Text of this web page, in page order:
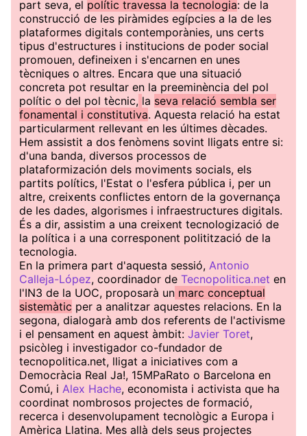
part seva, el polític travessa la tecnologia: de la
construcció de les piràmides egípcies a la de les
plataformes digitals contemporànies, uns certs
tipus d'estructures i institucions de poder social
promouen, defineixen i s'encarnen en unes
tècniques o altres. Encara que una situació
concreta pot resultar en la preeminència del pol
polític o del pol tècnic, la seva relació sembla ser
fonamental i constitutiva. Aquesta relació ha estat
particularment rellevant en les últimes dècades.
Hem assistit a dos fenòmens sovint lligats entre si:
d'una banda, diversos processos de
plataformización dels moviments socials, els
partits polítics, l'Estat o l'esfera pública i, per un
altre, creixents conflictes entorn de la governança
de les dades, algorismes i infraestructures digitals.
És a dir, assistim a una creixent tecnologizació de
la política i a una corresponent politització de la
tecnologia.
En la primera part d'aquesta sessió, Antonio
Calleja-López, coordinador de Tecnopolitica.net en
l'IN3 de la UOC, proposarà un marc conceptual
sistemàtic per a analitzar aquestes relacions. En la
segona, dialogarà amb dos referents de l'activisme
i el pensament en aquest àmbit: Javier Toret,
psicòleg i investigador co-fundador de
tecnopolitica.net, lligat a iniciatives com a
Democràcia Real Ja!, 15MPaRato o Barcelona en
Comú, i Alex Hache, economista i activista que ha
coordinat nombrosos projectes de formació,
recerca i desenvolupament tecnològic a Europa i
Amèrica Llatina. Mes allà dels seus projectes